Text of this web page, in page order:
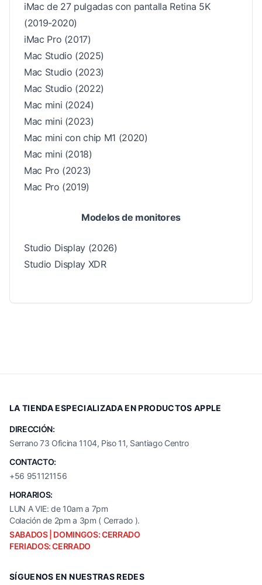
iMac de 27 pulgadas con pantalla Retina 5K
(2019-2020)
iMac Pro (2017)
Mac Studio (2025)
Mac Studio (2023)
Mac Studio (2022)
Mac mini (2024)
Mac mini (2023)
Mac mini con chip M1 (2020)
Mac mini (2018)
Mac Pro (2023)
Mac Pro (2019)
Modelos de monitores
Studio Display (2026)
Studio Display XDR
LA TIENDA ESPECIALIZADA EN PRODUCTOS APPLE
DIRECCIÓN:
Serrano 73 Oficina 1104, Piso 11, Santiago Centro
CONTACTO:
+56 951121156
HORARIOS:
LUN A VIE: de 10am a 7pm
Colación de 2pm a 3pm ( Cerrado ).
SABADOS | DOMINGOS: CERRADO
FERIADOS: CERRADO
SÍGUENOS EN NUESTRAS REDES